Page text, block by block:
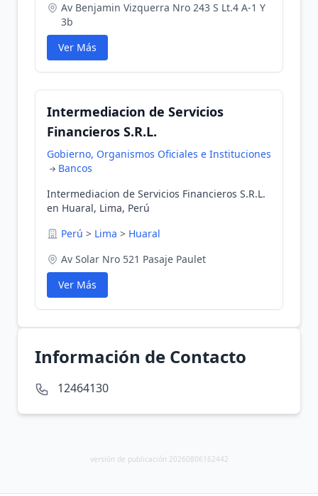
Av Benjamin Vizquerra Nro 243 S Lt.4 A-1 Y
3b
Ver Más
Intermediacion de Servicios
Financieros S.R.L.
Gobierno, Organismos Oficiales e Instituciones
Bancos
Intermediacion de Servicios Financieros S.R.L.
en Huaral, Lima, Perú
Perú > Lima > Huaral
Av Solar Nro 521 Pasaje Paulet
Ver Más
Información de Contacto
12464130
versión de publicación 20260806162442